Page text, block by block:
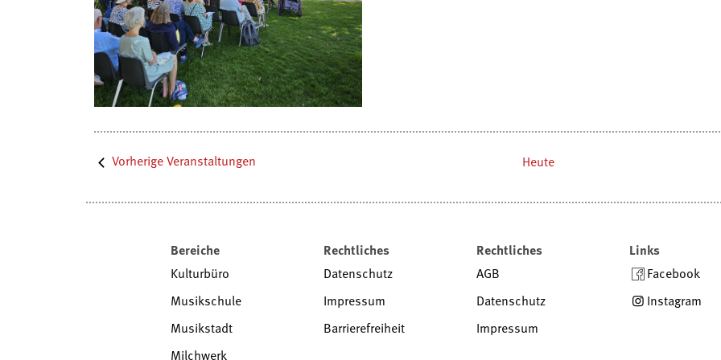
VorherigeVeranstaltungen Heute
Bereiche
Kulturbüro
Musikschule
Musikstadt
Milchwerk
Rechtliches
Datenschutz
Impressum
Barrierefreiheit
Rechtliches
AGB
Datenschutz
Impressum
Links
Facebook
Instagram